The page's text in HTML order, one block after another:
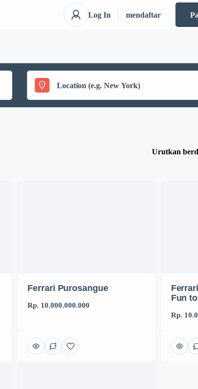
Log In mendaftar
Urutkan
Ferrari Purosangue
Rp. 10.000.000.000
Fun
Rp.